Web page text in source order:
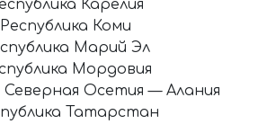
Карелия
Республика Коми
Марий Эл
Мордовия
Северная Осетия — Алания
Татарстан